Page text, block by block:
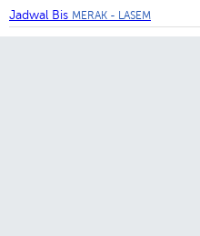
Jadwal Bis MERAK - LASEM